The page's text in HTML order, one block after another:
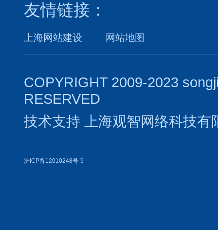
友情链接：
上海网站建设 网站地图
COPYRIGHT 2009-2023
RESERVED
技术支持
上海观智网络科技有
沪ICP备12010248号-9